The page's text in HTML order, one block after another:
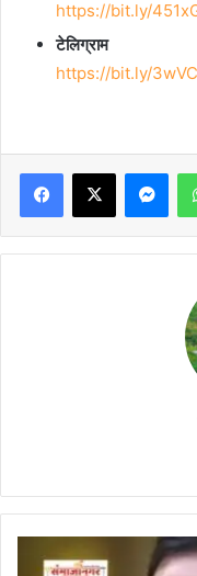
https://bit.ly/
टेलिग्राम
https://bit.ly/
Facebook
X